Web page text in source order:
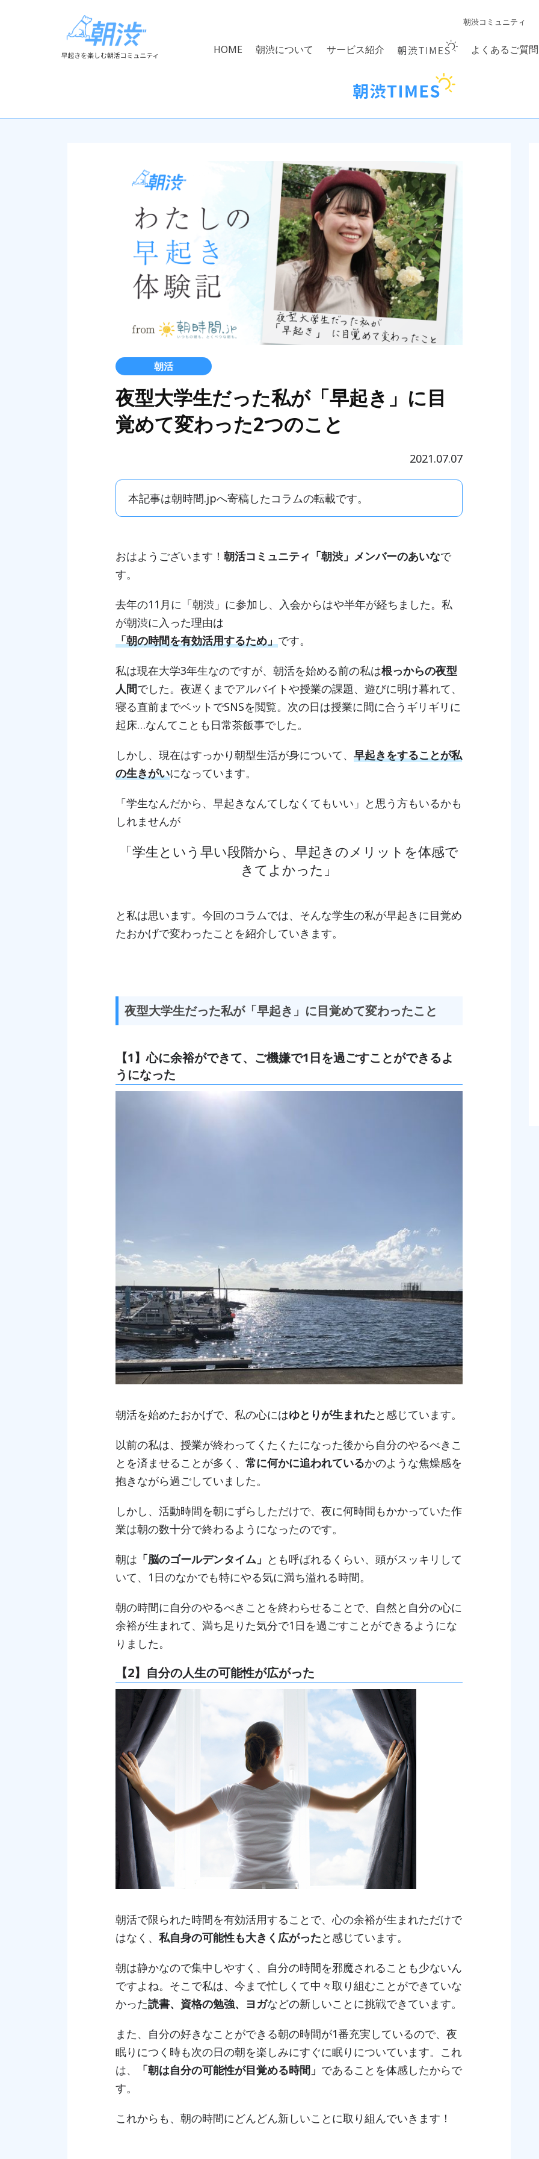
朝渋コミュニティ
HOME 朝渋について サービス紹介 よくあるご質問
朝活
夜型大学生だった私が「早起き」に目
覚めて変わった2つのこと
2021.07.07
本記事は朝時間.jpへ寄稿したコラムの転載です。
おはようございます！ 朝活コミュニティ「朝渋」メンバーのあいなで
す。
去年の11月に「朝渋」に参加し、入会からはや半年が経ちました。私
が朝渋に入った理由は
「朝の時間を有効活用するため」です。
私は現在大学3年生なのですが、朝活を始める前の私は根っからの夜型
人間でした。夜遅くまでアルバイトや授業の課題、遊びに明け暮れて、
寝る直前までベットでSNSを閲覧。次の日は授業に間に合うギリギリに
起床…なんてことも日常茶飯事でした。
しかし、現在はすっかり朝型生活が身について、 早起きをすることが私
の生きがいになっています。
「学生なんだから、早起きなんてしなくてもいい」と思う方もいるかも
しれませんが
「学生という早い段階から、早起きのメリットを体感で
きてよかった」
と私は思います。今回のコラムでは、そんな学生の私が早起きに目覚め
たおかげで変わったことを紹介していきます。
夜型大学生だった私が「早起き」に目覚めて変わったこと
【1】心に余裕ができて、ご機嫌で1日を過ごすことができるよ
うになった
朝活を始めたおかげで、私の心にはゆとりが生まれたと感じています。
以前の私は、授業が終わってくたくたになった後から自分のやるべきこ
とを済ませることが多く、 常に何かに追われているかのような焦燥感を
抱きながら過ごしていました。
しかし、活動時間を朝にずらしただけで、夜に何時間もかかっていた作
業は朝の数十分で終わるようになったのです。
朝は 「脳のゴールデンタイム」 とも呼ばれるくらい、頭がスッキリして
いて、1日のなかでも特にやる気に満ち溢れる時間。
朝の時間に自分のやるべきことを終わらせることで、自然と自分の心に
余裕が生まれて、満ち足りた気分で1日を過ごすことができるようにな
りました。
【2】自分の人生の可能性が広がった
朝活で限られた時間を有効活用することで、心の余裕が生まれただけで
はなく、 私自身の可能性も大きく広がったと感じています。
朝は静かなので集中しやすく、自分の時間を邪魔されることも少ないん
ですよね。そこで私は、今まで忙しくて中々取り組むことができていな
かった読書、資格の勉強、ヨガなどの新しいことに挑戦できています。
また、自分の好きなことができる朝の時間が1番充実しているので、夜
眠りにつく時も次の日の朝を楽しみにすぐに眠りについています。これ
は、
「朝は自分の可能性が目覚める時間」 であることを体感したからで
す。
これからも、朝の時間にどんどん新しいことに取り組んでいきます！